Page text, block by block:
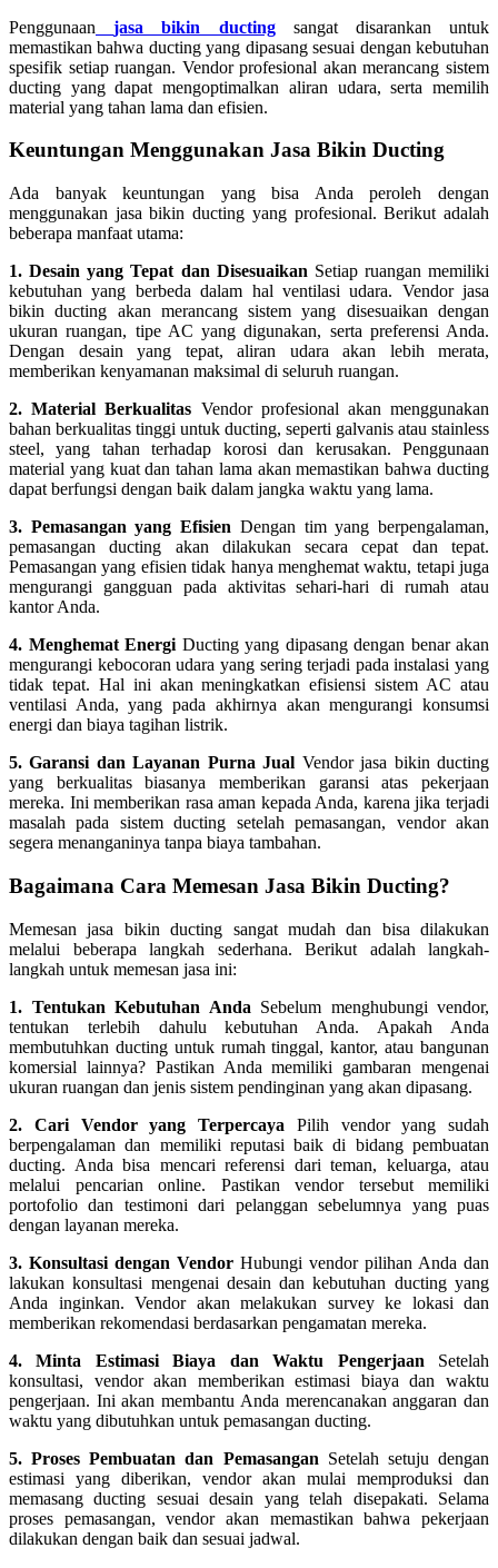
Penggunaan
jasa bikin ductingsangat disarankan untuk
memastikan bahwa ducting yang dipasang sesuai dengan kebutuhan
spesifik setiap ruangan. Vendor profesional akan merancang sistem
ducting yang dapat mengoptimalkan aliran udara, serta memilih
material yang tahan lama dan efisien.
Keuntungan Menggunakan Jasa Bikin Ducting
Ada banyak keuntungan yang bisa Anda peroleh dengan
menggunakan jasa bikin ducting yang profesional. Berikut adalah
beberapa manfaat utama:
1. Desain yang Tepat dan Disesuaikan Setiap ruangan memiliki
kebutuhan yang berbeda dalam hal ventilasi udara. Vendor jasa
bikin ducting akan merancang sistem yang disesuaikan dengan
ukuran ruangan, tipe AC yang digunakan, serta preferensi Anda.
Dengan desain yang tepat, aliran udara akan lebih merata,
memberikan kenyamanan maksimal di seluruh ruangan.
2. Material Berkualitas Vendor profesional akan menggunakan
bahan berkualitas tinggi untuk ducting, seperti galvanis atau stainless
steel, yang tahan terhadap korosi dan kerusakan. Penggunaan
material yang kuat dan tahan lama akan memastikan bahwa ducting
dapat berfungsi dengan baik dalam jangka waktu yang lama.
3. Pemasangan yang Efisien Dengan tim yang berpengalaman,
pemasangan ducting akan dilakukan secara cepat dan tepat.
Pemasangan yang efisien tidak hanya menghemat waktu, tetapi juga
mengurangi gangguan pada aktivitas sehari-hari di rumah atau
kantor Anda.
4. Menghemat Energi Ducting yang dipasang dengan benar akan
mengurangi kebocoran udara yang sering terjadi pada instalasi yang
tidak tepat. Hal ini akan meningkatkan efisiensi sistem AC atau
ventilasi Anda, yang pada akhirnya akan mengurangi konsumsi
energi dan biaya tagihan listrik.
5. Garansi dan Layanan Purna Jual Vendor jasa bikin ducting
yang berkualitas biasanya memberikan garansi atas pekerjaan
mereka. Ini memberikan rasa aman kepada Anda, karena jika terjadi
masalah pada sistem ducting setelah pemasangan, vendor akan
segera menanganinya tanpa biaya tambahan.
Bagaimana Cara Memesan Jasa Bikin Ducting?
Memesan jasa bikin ducting sangat mudah dan bisa dilakukan
melalui beberapa langkah sederhana. Berikut adalah langkah-
langkah untuk memesan jasa ini:
1. Tentukan Kebutuhan Anda Sebelum menghubungi vendor,
tentukan terlebih dahulu kebutuhan Anda. Apakah Anda
membutuhkan ducting untuk rumah tinggal, kantor, atau bangunan
komersial lainnya? Pastikan Anda memiliki gambaran mengenai
ukuran ruangan dan jenis sistem pendinginan yang akan dipasang.
2. Cari Vendor yang Terpercaya Pilih vendor yang sudah
berpengalaman dan memiliki reputasi baik di bidang pembuatan
ducting. Anda bisa mencari referensi dari teman, keluarga, atau
melalui pencarian online. Pastikan vendor tersebut memiliki
portofolio dan testimoni dari pelanggan sebelumnya yang puas
dengan layanan mereka.
3. Konsultasi dengan Vendor Hubungi vendor pilihan Anda dan
lakukan konsultasi mengenai desain dan kebutuhan ducting yang
Anda inginkan. Vendor akan melakukan survey ke lokasi dan
memberikan rekomendasi berdasarkan pengamatan mereka.
4. Minta Estimasi Biaya dan Waktu Pengerjaan Setelah
konsultasi, vendor akan memberikan estimasi biaya dan waktu
pengerjaan. Ini akan membantu Anda merencanakan anggaran dan
waktu yang dibutuhkan untuk pemasangan ducting.
5. Proses Pembuatan dan Pemasangan Setelah setuju dengan
estimasi yang diberikan, vendor akan mulai memproduksi dan
memasang ducting sesuai desain yang telah disepakati. Selama
proses pemasangan, vendor akan memastikan bahwa pekerjaan
dilakukan dengan baik dan sesuai jadwal.